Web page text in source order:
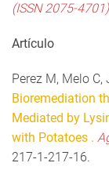
(ISSN 2075-4701)
Artículo
Perez M, Melo
Bioremediation
Mediated by
with Potatoes .
217-1-217-16.